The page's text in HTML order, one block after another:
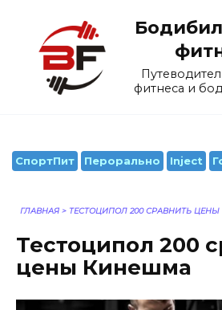
содержанию
фитнеса и
СпортПит Перорально Inject
ГЛАВНАЯ > ТЕСТОЦИПОЛ 200 СРАВНИТЬ
Тестоципол 200
цены Кинешма